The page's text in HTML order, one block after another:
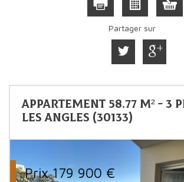
Partager sur
Appartement 58.77 m² - 3
Les Angles (30133)
Prix 179 900 €